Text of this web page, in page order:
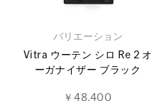
バリエーション
Vitra ウーテン シロ Re 2 オ
ーガナイザー ブラック
￥48,400